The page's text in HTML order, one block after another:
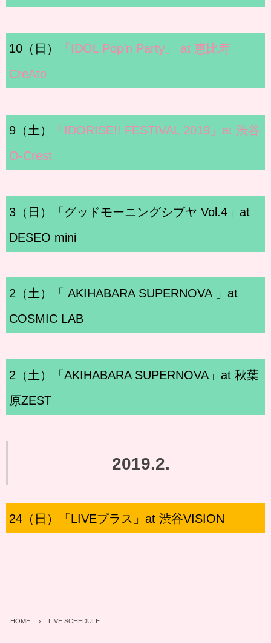
10（日）
「IDOL Pop’n Party」 at 恵比寿
CreAto
9（土）
「IDORISE!! FESTIVAL 2019」at 渋谷
O-Crest
3（日）「グッドモーニングシブヤ Vol.4」at
DESEO mini
2（土）「 AKIHABARA SUPERNOVA 」at
COSMIC LAB
2（土）「AKIHABARA SUPERNOVA」at 秋葉
原ZEST
2019.2.
24（日）「LIVEプラス」at 渋谷VISION
HOME LIVE SCHEDULE